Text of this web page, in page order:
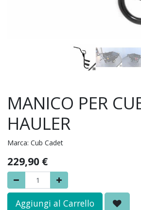
MANICO PER
HAULER
Marca: Cub Cadet
229,90 €
Aggiungi al Carrello